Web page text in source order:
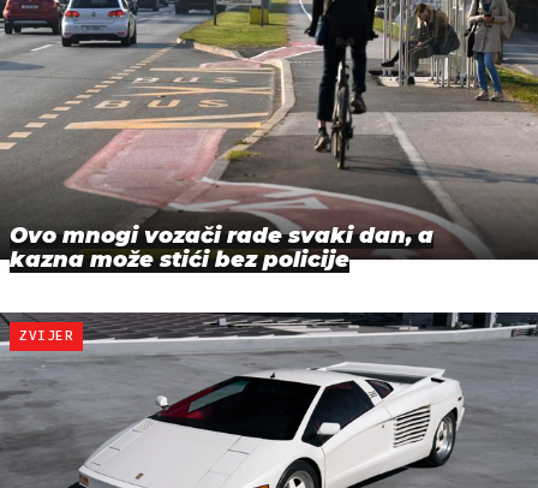
Ovo mnogi vozači rade svaki dan, a
kazna može stići bez policije
ZVIJER